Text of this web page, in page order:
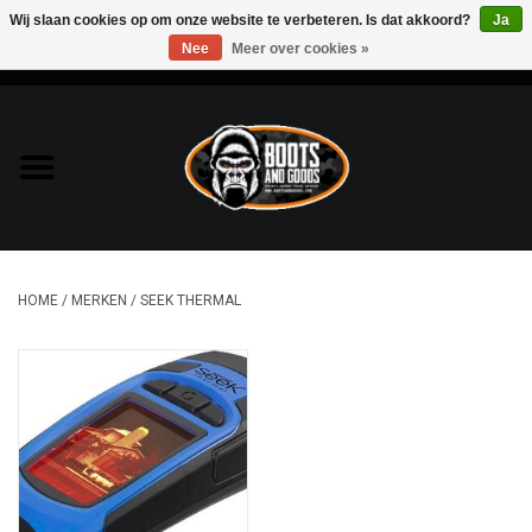
Bags & Packs
Bescherming
Messen & Multitools
Schoenen
HOME / MERKEN / SEEK THERMAL
Wij slaan cookies op om onze website te verbeteren. Is dat akkoord?
Ja
Nee
Meer over cookies »